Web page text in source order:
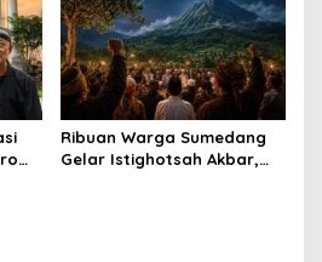
Ribuan Warga Sumedang
Gelar Istighotsah Akbar,